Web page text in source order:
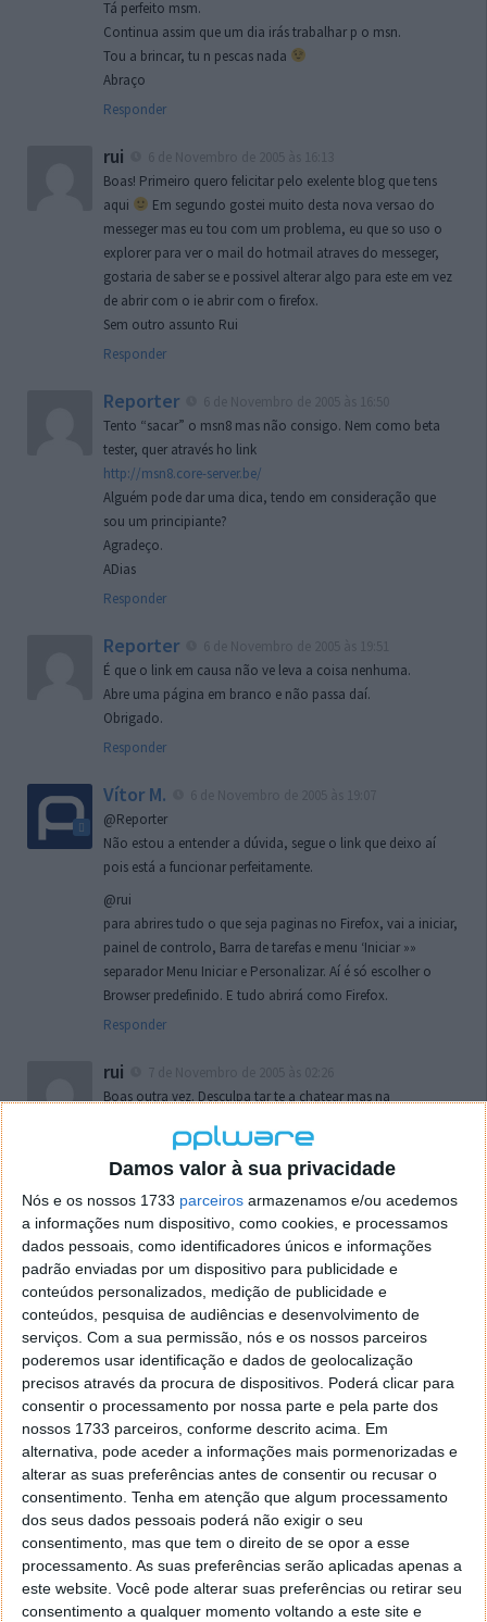
Damos valor à sua privacidade
Nós e os nossos 1733 parceiros armazenamos e/ou acedemos
a informações num dispositivo, como cookies, e processamos
dados pessoais, como identificadores únicos e informações
padrão enviadas por um dispositivo para publicidade e
conteúdos personalizados, medição de publicidade e
conteúdos, pesquisa de audiências e desenvolvimento de
serviços. Com a sua permissão, nós e os nossos parceiros
poderemos usar identificação e dados de geolocalização
precisos através da procura de dispositivos. Poderá clicar para
consentir o processamento por nossa parte e pela parte dos
nossos 1733 parceiros, conforme descrito acima. Em
alternativa, pode aceder a informações mais pormenorizadas e
alterar as suas preferências antes de consentir ou recusar o
consentimento. Tenha em atenção que algum processamento
dos seus dados pessoais poderá não exigir o seu
consentimento, mas que tem o direito de se opor a esse
processamento. As suas preferências serão aplicadas apenas a
este website. Você pode alterar suas preferências ou retirar seu
consentimento a qualquer momento voltando a este site e
Tá perfeito msm.
Continua assim que um dia irás trabalhar p o msn.
Tou a brincar, tu n pescas nada
Abraço
Responder
rui
Boas! Primeiro quero felicitar pelo exelente blog que tens
aqui
Em segundo gostei muito desta nova versao do
messeger mas eu tou com um problema, eu que so uso o
explorer para ver o mail do hotmail atraves do messeger,
gostaria de saber se e possivel alterar algo para este em vez
de abrir com o ie abrir com o firefox.
Sem outro assunto Rui
Responder
Reporter
Tento “sacar” o msn8 mas não consigo. Nem como beta
tester, quer através ho link
http://msn8.core-server.be/
Alguém pode dar uma dica, tendo em consideração que
sou um principiante?
Agradeço.
ADias
Responder
Reporter
É que o link em causa não ve leva a coisa nenhuma.
Abre uma página em branco e não passa daí.
Obrigado.
Responder
Vítor M.
@Reporter
Não estou a entender a dúvida, segue o link que deixo aí
pois está a funcionar perfeitamente.
@rui
para abrires tudo o que seja paginas no Firefox, vai a iniciar,
painel de controlo, Barra de tarefas e menu ‘Iniciar »»
separador Menu Iniciar e Personalizar. Aí é só escolher o
Browser predefinido. E tudo abrirá como Firefox.
Responder
rui
Boas outra vez. Desculpa tar te a chatear mas na
o firefox como browser predefenido
de control tudo e nada. Tou a comecar a desesperar, ate ja
tentei apagar o explorer na tentativa de forçar o uso do
firefox mas em vao. Kaso te lembres de outra dica fico
agradecido, caso contrario obrigado a mesma
Responder
Vítor M.
7 de Novembro de 2005 às 01:39
@Reporter
Desculpa mas o link funciona. Seja como for segue por mail
o MSn Messenger 8.
Responder
Vítor M.
7 de Novembro de 2005 às 11:21
@Rui
Tens de encontrar o que te falei. Faz da seguinte maneira,
janela iniciar e no topo dessa janela com o botão direito do
rato faz propriedades. Depois no separador Menu ‘Iniciar’
clica no botão ‘Personalizar’ aí encontrarás no separador
geral a opção para escolheres o Browser com que queres